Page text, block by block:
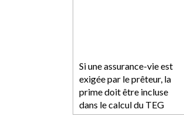
Si une assurance-vie est
exigée par le prêteur, la
prime doit être incluse
dans le calcul du TEG